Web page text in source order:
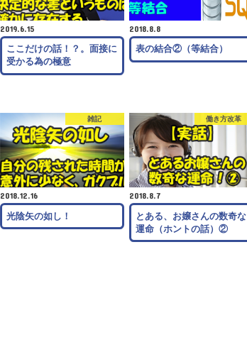
2019.6.15
ここだけの話！？。面接に
受かる為の極意
2018.8.8
表の結合②（等結合）
雑記
2018.12.16
光陰矢の如し！
働き方改革
2018.8.7
とある、お嬢さんの数奇な
運命（ホントの話）②